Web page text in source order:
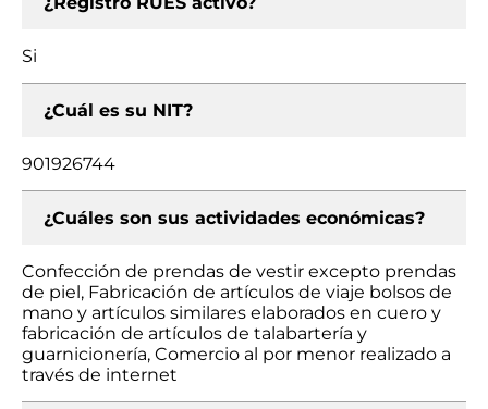
Si
¿Cuál es su NIT?
901926744
¿Cuáles son sus actividades económicas?
Confección de prendas de vestir excepto prendas
de piel, Fabricación de artículos de viaje bolsos de
mano y artículos similares elaborados en cuero y
fabricación de artículos de talabartería y
guarnicionería, Comercio al por menor realizado a
través de internet